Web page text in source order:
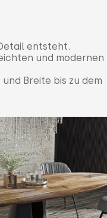
entsteht.
und modernen
Breite bis zu dem